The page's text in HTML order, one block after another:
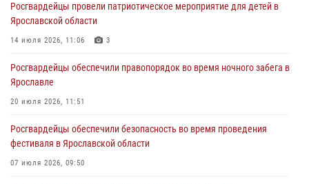
Ярославские росгвардейцы за прошедшую неделю совершили
более 250 выездов по сигналам «Тревога»
27 июля 2026, 08:59
Росгвардейцы обеспечили правопорядок во время массового
забега в Ярославле
27 июля 2026, 07:16
Росгвардейцы провели патриотическое мероприятие для детей в
Ярославской области
14 июля 2026, 11:06 3
Росгвардейцы обеспечили правопорядок во время ночного забега в
Ярославле
20 июля 2026, 11:51
Росгвардейцы обеспечили безопасность во время проведения
фестиваля в Ярославской области
07 июля 2026, 09:50